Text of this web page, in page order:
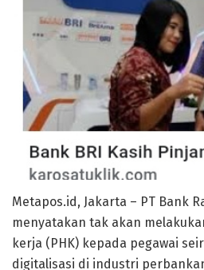
Metapos.id, Jakarta – PT Bank
menyatakan tak akan
kerja (PHK) kepada pegawai
digitalisasi di industri